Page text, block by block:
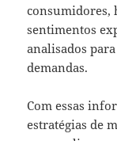
consumidores,
sentimentos
analisados
demandas.
Com essas
estratégias de